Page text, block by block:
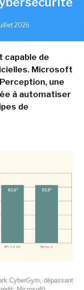
2026
capable de
Microsoft
une
à automatiser
de
CyberGym, dépassant